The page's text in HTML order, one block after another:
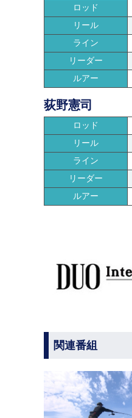
ロッド
リール
ライン
リーダー
ルアー
荻野憲司
ロッド
リール
ライン
リーダー
ルアー
関連番組